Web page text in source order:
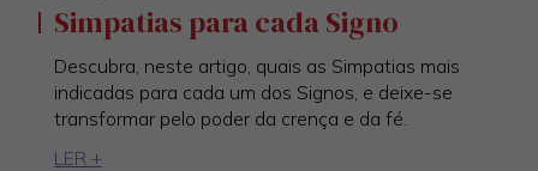
Simpatias para cada Signo
Descubra, neste artigo, quais as Simpatias mais
indicadas para cada um dos Signos, e deixe-se
transformar pelo poder da crença e da fé.
LER +